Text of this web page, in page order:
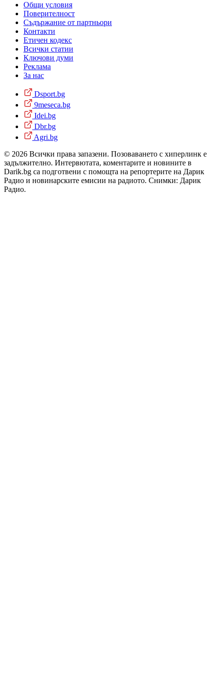
Общи условия
Поверителност
Съдържание от партньори
Контакти
Етичен кодекс
Всички статии
Ключови думи
Реклама
За нас
Dsport.bg
9meseca.bg
Idei.bg
Dbr.bg
Agri.bg
© 2026 Всички права запазени. Позоваването с хиперлинк е
задължително. Интервютата, коментарите и новините в
Darik.bg са подготвени с помощта на репортерите на Дарик
Радио и новинарските емисии на радиото. Снимки: Дарик
Радио.